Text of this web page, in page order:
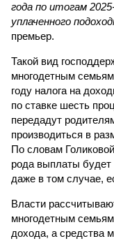
года по итогам
уплаченного
премьер.
Такой вид
многодетным семьям
году налога на
по ставке шесть
передадут
производиться в
По словам
рода выплаты будет
даже в том случае,
Власти
многодетным
дохода, а средства